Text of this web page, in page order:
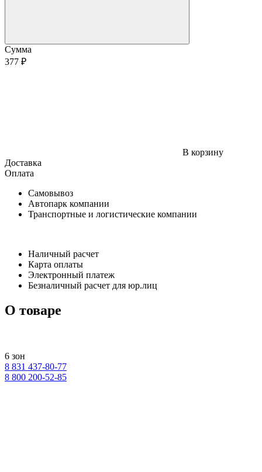
Сумма
377 ₽
В корзину
Доставка
Оплата
Самовывоз
Автопарк компании
Транспортные и логистические компании
Наличный расчет
Карта оплаты
Электронный платеж
Безналичный расчет для юр.лиц
О товаре
6 зон
8 831 437-80-77
8 800 200-52-85